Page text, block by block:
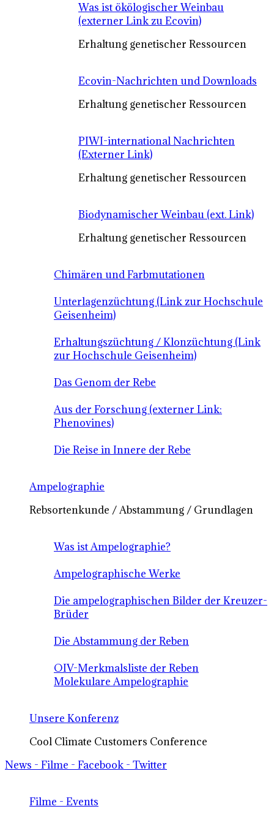
Was ist ökölogischer Weinbau
(externer Link zu Ecovin)
Erhaltung genetischer Ressourcen
Ecovin-Nachrichten und Downloads
Erhaltung genetischer Ressourcen
PIWI-international Nachrichten
(Externer Link)
Erhaltung genetischer Ressourcen
Biodynamischer Weinbau (ext. Link)
Erhaltung genetischer Ressourcen
Chimären und Farbmutationen
Unterlagenzüchtung (Link zur Hochschule
Geisenheim)
Erhaltungszüchtung / Klonzüchtung (Link
zur Hochschule Geisenheim)
Das Genom der Rebe
Aus der Forschung (externer Link:
Phenovines)
Die Reise in Innere der Rebe
Ampelographie
Rebsortenkunde / Abstammung / Grundlagen
Was ist Ampelographie?
Ampelographische Werke
Die ampelographischen Bilder der Kreuzer-
Brüder
Die Abstammung der Reben
OIV-Merkmalsliste der Reben
Molekulare Ampelographie
Unsere Konferenz
Cool Climate Customers Conference
News - Filme - Facebook - Twitter
Filme - Events